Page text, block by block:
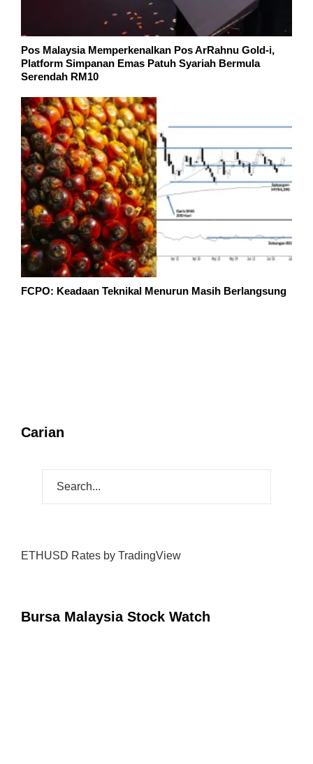
Pos Malaysia Memperkenalkan Pos ArRahnu Gold-i,
Platform Simpanan Emas Patuh Syariah Bermula
Serendah RM10
FCPO: Keadaan Teknikal Menurun Masih Berlangsung
Carian
ETHUSD Rates by TradingView
Bursa Malaysia Stock Watch